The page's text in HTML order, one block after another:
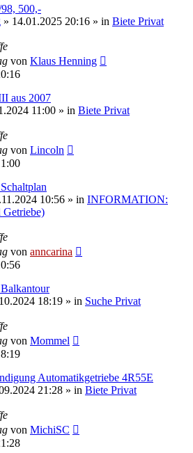
500,-
» 14.01.2025 20:16 » in Biete Privat
von Klaus Henning
aus 2007
11:00 » in Biete Privat
von Lincoln
10:56 » in INFORMATION:
von anncarina
18:19 » in Suche Privat
von Mommel
Automatikgetriebe 4R55E
21:28 » in Biete Privat
von MichiSC